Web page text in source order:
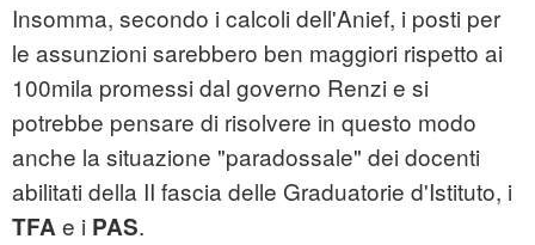
Insomma, secondo i calcoli dell'Anief, i posti per
le assunzioni sarebbero ben maggiori rispetto ai
100mila promessi dal governo Renzi e si
potrebbe pensare di risolvere in questo modo
anche la situazione "paradossale" dei docenti
abilitati della II fascia delle Graduatorie d'Istituto, i
TFAe i PAS.